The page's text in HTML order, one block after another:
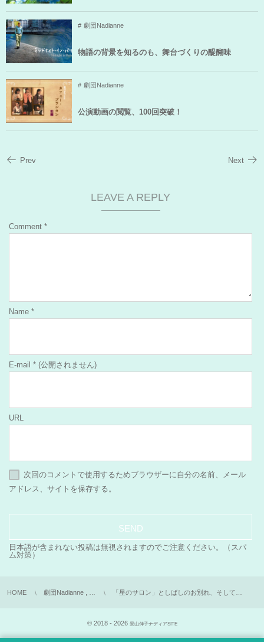
劇団Nadianne
物語の背景を知るのも、舞台づくりの醍醐味
劇団Nadianne
公演動画の閲覧、100回突破！
Prev Next
LEAVE A REPLY
Comment *
Name *
E-mail * (公開されません)
URL
次回のコメントで使用するためブラウザーに自分の名前、メール
アドレス、サイトを保存する。
日本語が含まれない投稿は無視されますのでご注意ください。（スパ
ム対策）
HOME 劇団Nadianne , … 「星のサロン」としばしのお別れ、そして…
© 2018 - 2026 景山伸子ナディアSITE